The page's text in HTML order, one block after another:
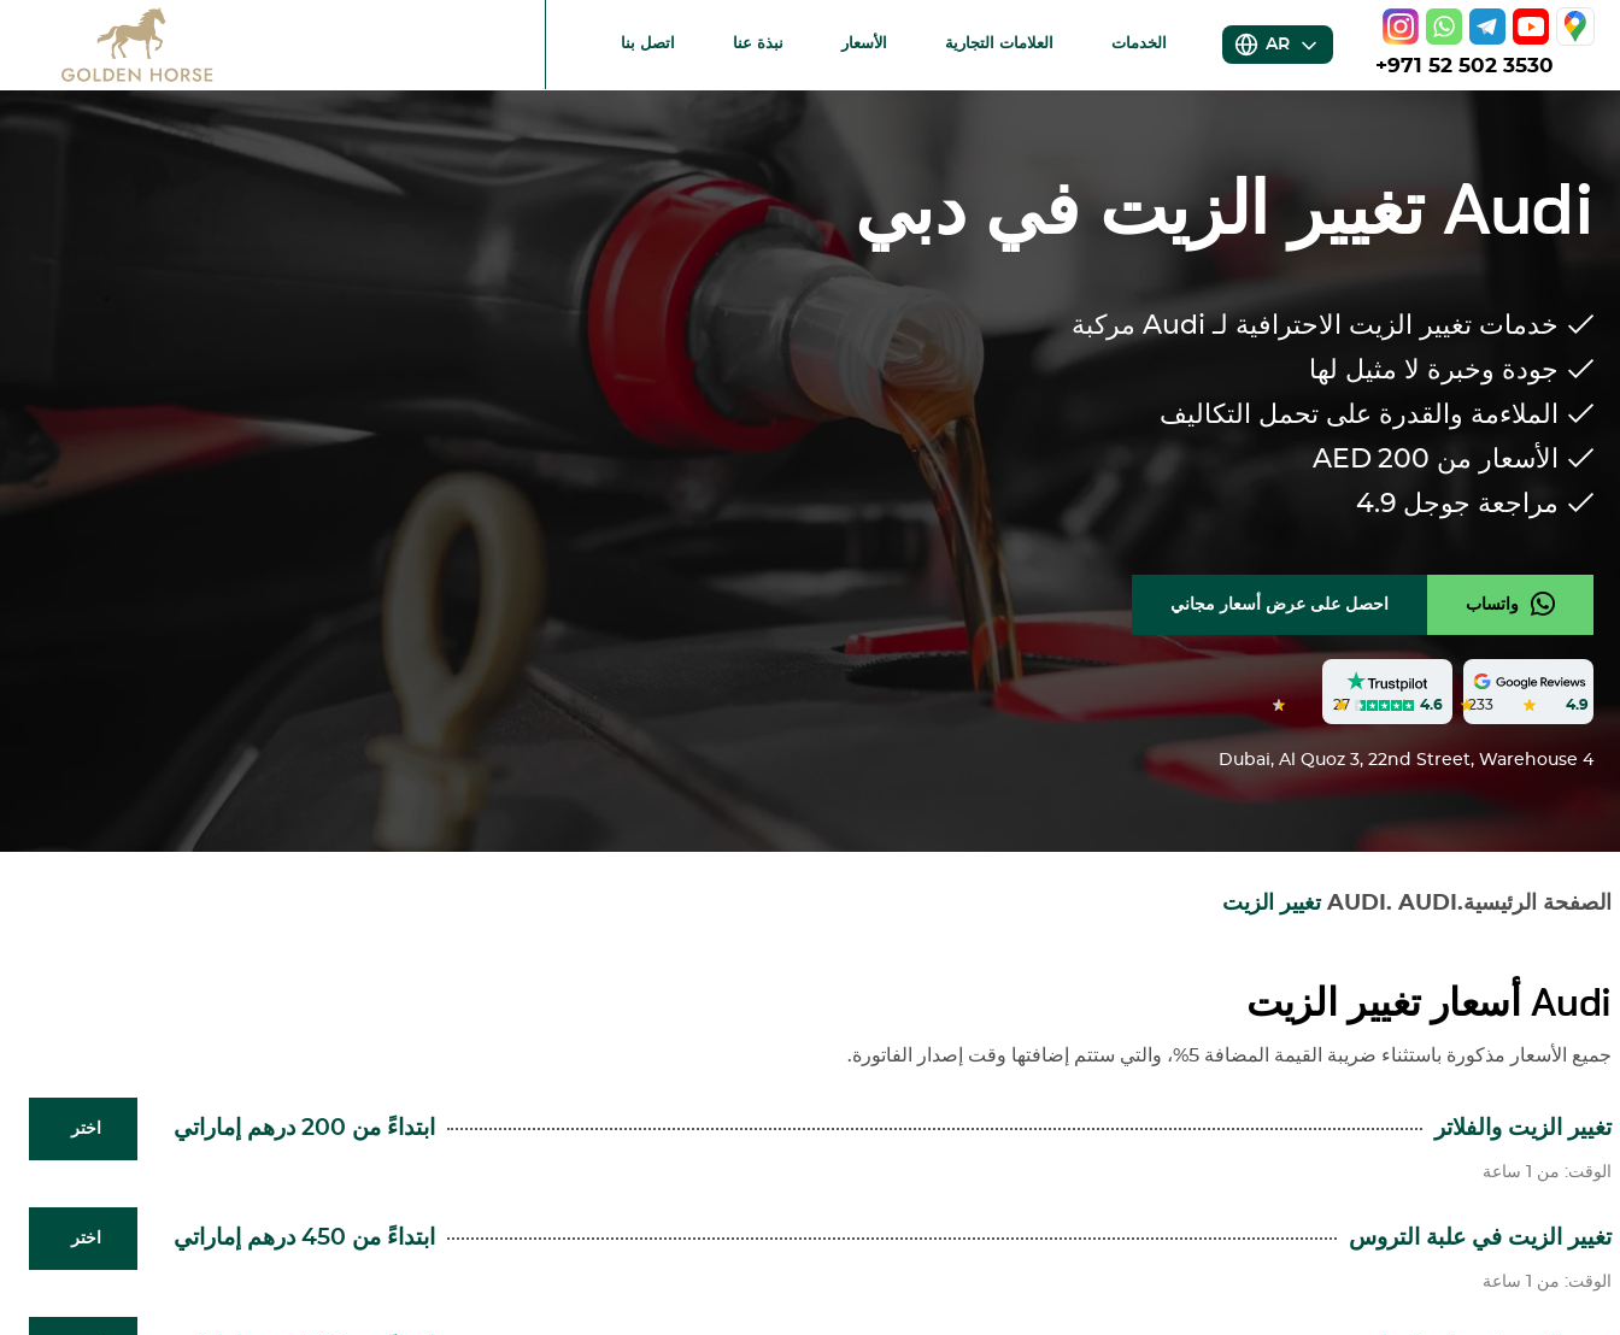
الخدمات العلامات التجارية الأسعار نبذة عنا اتصل بنا AR
+971 52 502 3530
Audiتغيير الزيت في دبي
خدمات تغيير الزيت الاحترافية لـ Audi مركبة
جودة وخبرة لا مثيل لها
الملاءمة والقدرة على تحمل التكاليف
الأسعار من 200
AED
مراجعة جوجل 4.9
واتساب احصل على عرض أسعار مجاني
4.9
233
4.6
27
Dubai, Al Quoz 3, 22nd Street, Warehouse 4
الصفحة الرئيسية.
AUDI
.
AUDI تغيير الزيت
Audiأسعار تغيير الزيت
جميع الأسعار مذكورة باستثناء ضريبة القيمة المضافة 5%، والتي ستتم إضافتها وقت إصدار الفاتورة.
تغيير الزيت والفلاتر ابتداءً من 200 درهم إماراتي اختر
الوقت: من 1 ساعة
تغيير الزيت في علبة التروس ابتداءً من 450 درهم إماراتي اختر
الوقت: من 1 ساعة